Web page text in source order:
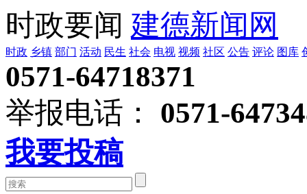
时政要闻 建德新闻网
时政 乡镇 部门 活动 民生 社会 电视 视频 社区 公告 评论 图库
0571-64718371
举报电话：
0571-
我要投稿